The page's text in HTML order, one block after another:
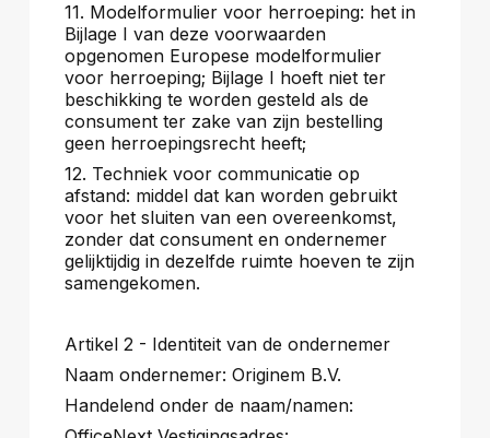
11. Modelformulier voor herroeping: het in
Bijlage I van deze voorwaarden
opgenomen Europese modelformulier
voor herroeping; Bijlage I hoeft niet ter
beschikking te worden gesteld als de
consument ter zake van zijn bestelling
geen herroepingsrecht heeft;
12. Techniek voor communicatie op
afstand: middel dat kan worden gebruikt
voor het sluiten van een overeenkomst,
zonder dat consument en ondernemer
gelijktijdig in dezelfde ruimte hoeven te zijn
samengekomen.
Artikel 2 - Identiteit van de ondernemer
Naam ondernemer: Originem B.V.
Handelend onder de naam/namen: